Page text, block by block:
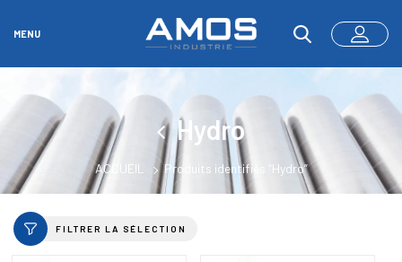
MENU
Hydro
ACCUEIL Produits identifiés “Hydro”
FILTRER LA SÉLECTION